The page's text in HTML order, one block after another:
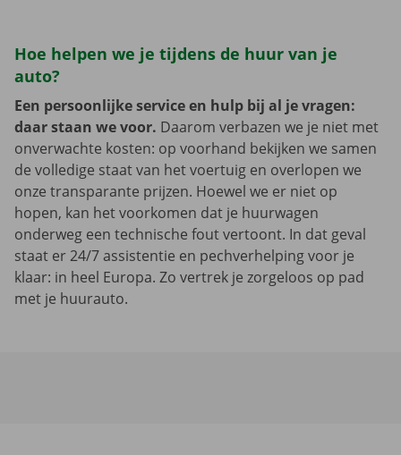
Hoe helpen we je tijdens de huur van je
auto?
Een persoonlijke service en hulp bij al je vragen:
daar staan we voor. Daarom verbazen we je niet met
onverwachte kosten: op voorhand bekijken we samen
de volledige staat van het voertuig en overlopen we
onze transparante prijzen. Hoewel we er niet op
hopen, kan het voorkomen dat je huurwagen
onderweg een technische fout vertoont. In dat geval
staat er 24/7 assistentie en pechverhelping voor je
klaar: in heel Europa. Zo vertrek je zorgeloos op pad
met je huurauto.